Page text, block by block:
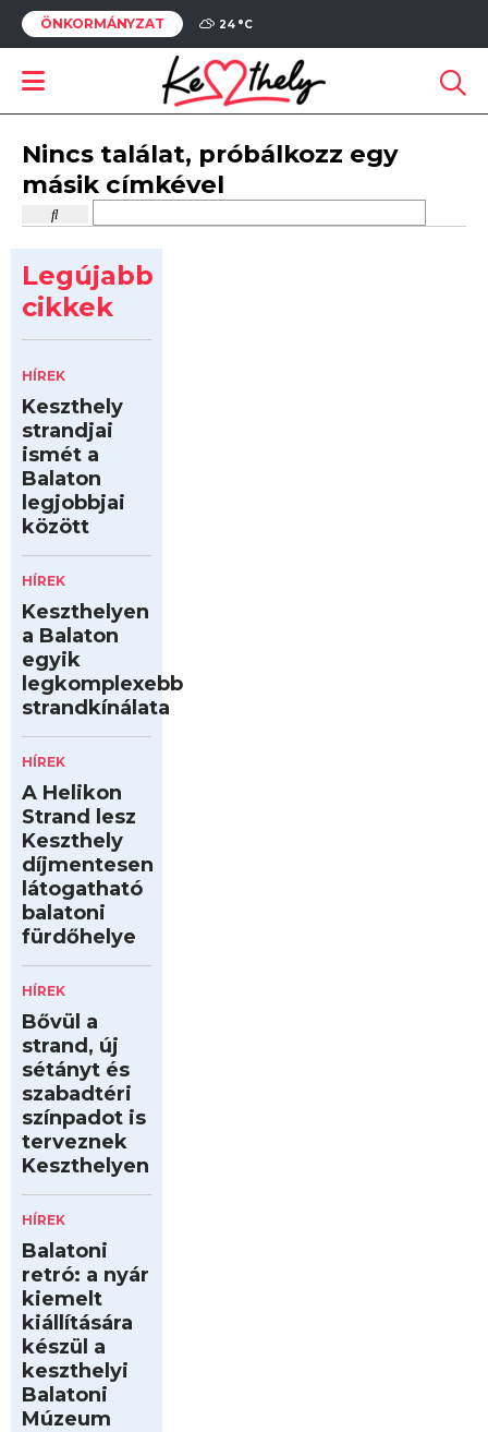
ÖNKORMÁNYZAT 24 °C
Nincs találat, próbálkozz egy
másik címkével
Legújabb
cikkek
HÍREK
Keszthely
strandjai
ismét a
Balaton
legjobbjai
között
HÍREK
Keszthelyen
a Balaton
egyik
legkomplexebb
strandkínálata
HÍREK
A Helikon
Strand lesz
Keszthely
díjmentesen
látogatható
balatoni
fürdőhelye
HÍREK
Bővül a
strand, új
sétányt és
szabadtéri
színpadot is
terveznek
Keszthelyen
HÍREK
Balatoni
retró: a nyár
kiemelt
kiállítására
készül a
keszthelyi
Balatoni
Múzeum